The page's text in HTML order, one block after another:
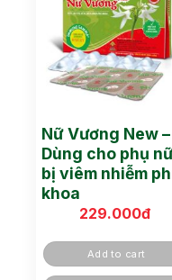
Nữ Vương New –
Dùng cho phụ
bị viêm nhiễm
khoa
229.000đ
Add to cart